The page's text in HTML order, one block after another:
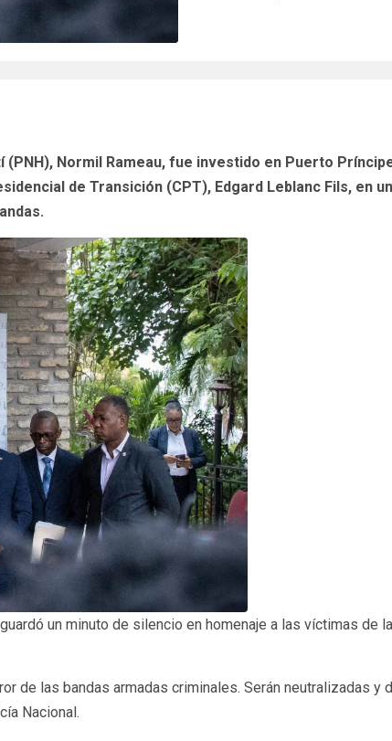
(PNH), Normil Rameau, fue investido en Puerto
de Transición (CPT), Edgard Leblanc Fils, en
un minuto de silencio en homenaje a las víctimas de
de las bandas armadas criminales. Serán neutralizadas y
Nacional.